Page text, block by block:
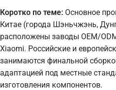
Коротко по теме: Основное
Китае (города Шэньчжэнь,
расположены заводы OEM/
Xiaomi. Российские и
занимаются финальной
адаптацией под местные
изготовления компонентов.